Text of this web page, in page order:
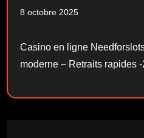
8 octobre 2025
Casino en ligne
moderne – Retraits rapides